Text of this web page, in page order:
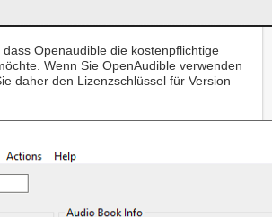
Openaudible die kostenpflichtige
Wenn Sie OpenAudible verwenden
daher den Lizenzschlüssel für Version